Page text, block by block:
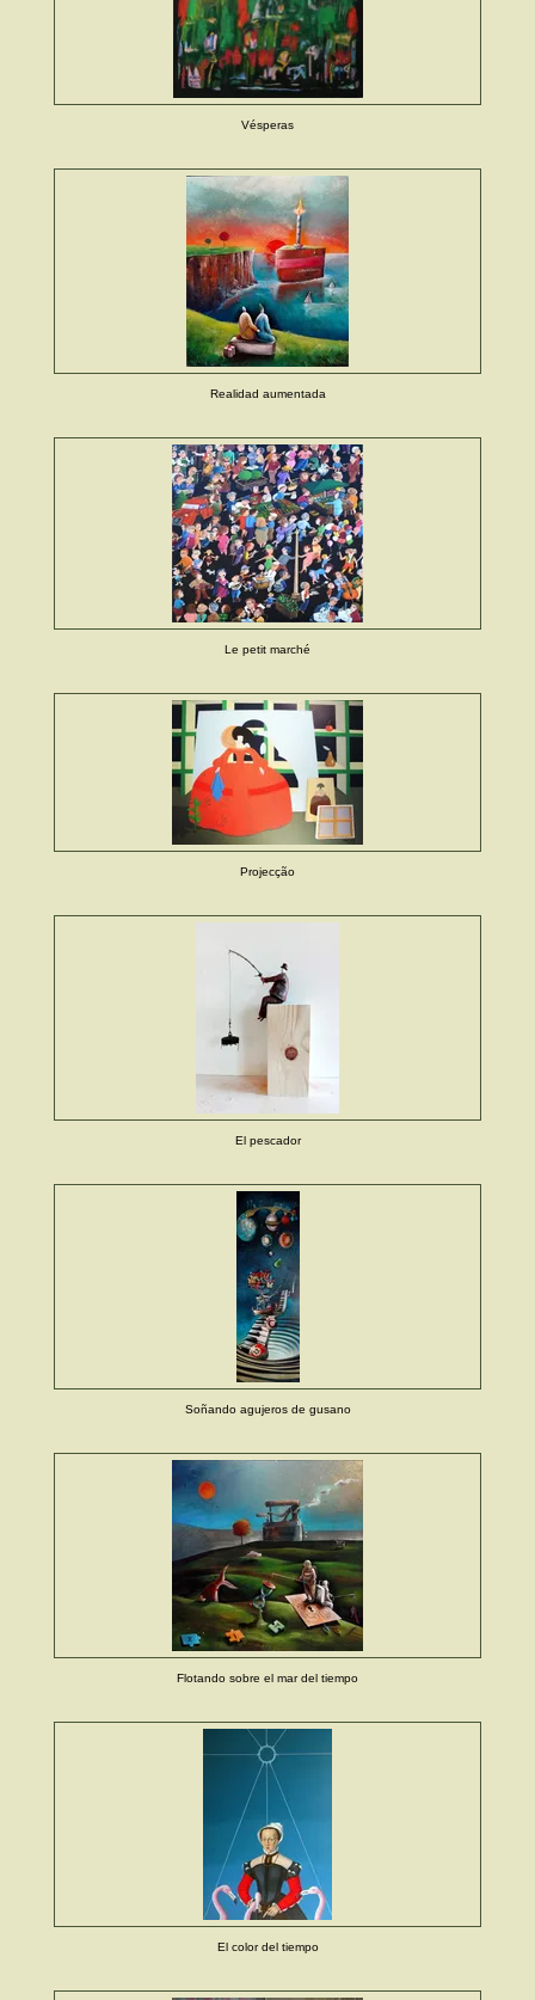
Vésperas
Realidad aumentada
Le petit marché
Projecção
El pescador
Soñando agujeros de gusano
Flotando sobre el mar del tiempo
El color del tiempo